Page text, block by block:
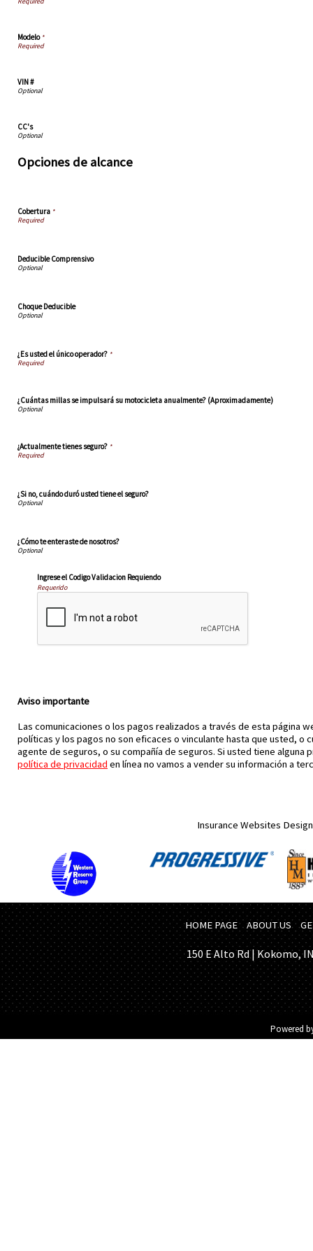
Modelo*
VIN #
CC's
Opciones de alcance
Cobertura *
Deducible Comprensivo
Choque Deducible
¿Es usted el único operador? *
¿Cuántas millas se impulsará su motocicleta anualmente? (Aproximadamente)
¿Actualmente tienes seguro? *
¿Si no, cuándo duró usted tiene el seguro?
¿Cómo te enteraste de nosotros?
Ingrese el Codigo Validacion Requiendo
Requerido
Aviso importante
Las comunicaciones o los pagos realizados a través de esta página
políticas y los pagos no son eficaces o vinculante hasta que usted, o
agente de seguros, o su compañía de seguros. Si usted tiene alguna
política de privacidad en línea no vamos a vender su información a
Insurance Websites
HOME PAGE ABOUT US
150 E Alto Rd | Kokomo,
Powered